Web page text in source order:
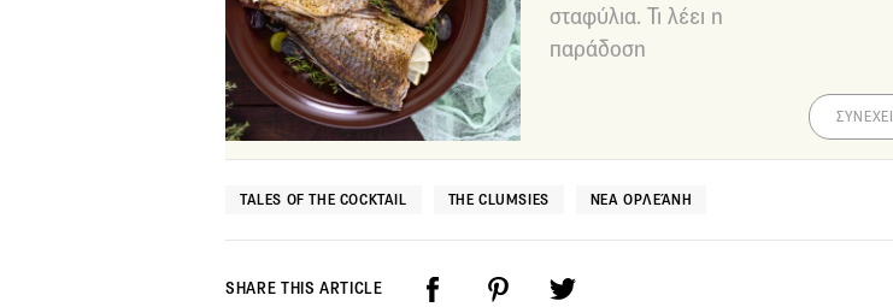
σταφύλια. Τι λέει η
παράδοση
TALES OF THE COCKTAIL THE CLUMSIES ΝΈΑ ΟΡΛΕΆΝΗ
SHARE THIS ARTICLE